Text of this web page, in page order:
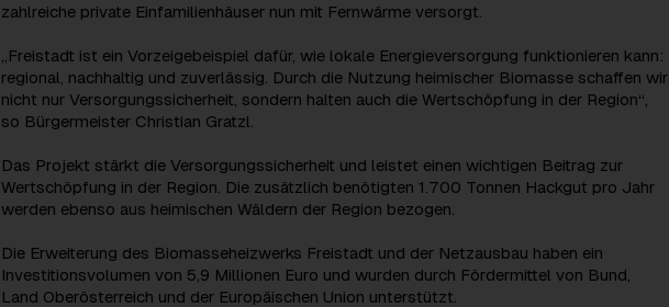
zahlreiche private Einfamilienhäuser nun mit Fernwärme versorgt.
„Freistadt ist ein Vorzeigebeispiel dafür, wie lokale Energieversorgung funktionieren kann:
regional, nachhaltig und zuverlässig. Durch die Nutzung heimischer Biomasse schaffen wir
nicht nur Versorgungssicherheit, sondern halten auch die Wertschöpfung in der Region“,
so Bürgermeister Christian Gratzl.
Das Projekt stärkt die Versorgungssicherheit und leistet einen wichtigen Beitrag zur
Wertschöpfung in der Region. Die zusätzlich benötigten 1.700 Tonnen Hackgut pro Jahr
werden ebenso aus heimischen Wäldern der Region bezogen.
Die Erweiterung des Biomasseheizwerks Freistadt und der Netzausbau haben ein
Investitionsvolumen von 5,9 Millionen Euro und wurden durch Fördermittel von Bund,
Land Oberösterreich und der Europäischen Union unterstützt.